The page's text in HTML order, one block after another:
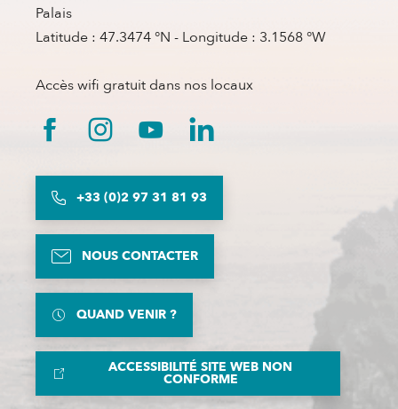
Palais
Latitude : 47.3474 °N - Longitude : 3.1568 °W
Accès wifi gratuit dans nos locaux
+33 (0)2 97 31 81 93
NOUS CONTACTER
QUAND VENIR ?
ACCESSIBILITÉ SITE WEB NON
CONFORME